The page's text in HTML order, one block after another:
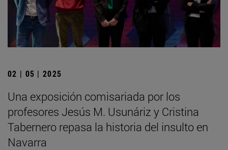
02 | 05 | 2025
Una exposición comisariada por los
profesores Jesús M. Usunáriz y Cristina
Tabernero repasa la historia del insulto en
Navarra